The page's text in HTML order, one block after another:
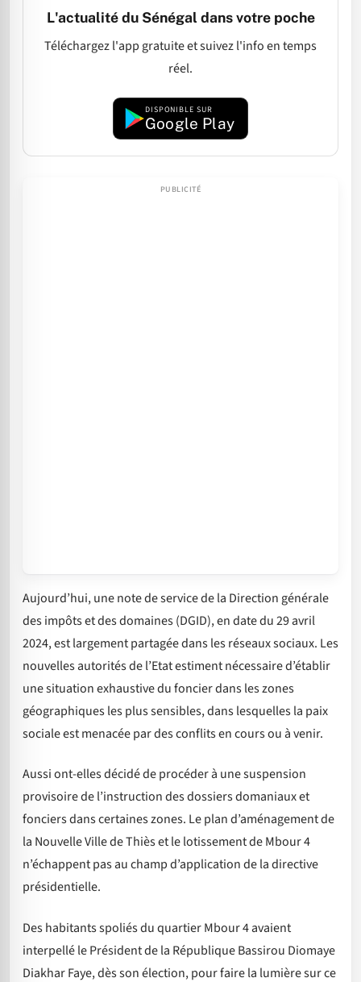
L'actualité du Sénégal dans votre poche
Téléchargez l'app gratuite et suivez l'info en temps
réel.
DISPONIBLE SUR
Google Play
Aujourd’hui, une note de service de la Direction générale
des impôts et des domaines (DGID), en date du 29 avril
2024, est largement partagée dans les réseaux sociaux. Les
nouvelles autorités de l’Etat estiment nécessaire d’établir
une situation exhaustive du foncier dans les zones
géographiques les plus sensibles, dans lesquelles la paix
sociale est menacée par des conflits en cours ou à venir.
Aussi ont-elles décidé de procéder à une suspension
provisoire de l’instruction des dossiers domaniaux et
fonciers dans certaines zones. Le plan d’aménagement de
la Nouvelle Ville de Thiès et le lotissement de Mbour 4
n’échappent pas au champ d’application de la directive
présidentielle.
Des habitants spoliés du quartier Mbour 4 avaient
interpellé le Président de la République Bassirou Diomaye
Diakhar Faye, dès son élection, pour faire la lumière sur ce